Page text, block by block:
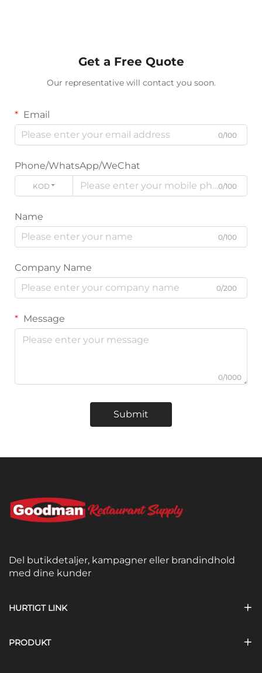
Get a Free Quote
Our representative will contact you soon.
Email
0/100
Phone/WhatsApp/WeChat
KODE 0/100
Name
0/100
Company Name
0/200
Message
0/1000
Submit
Del butikdetaljer, kampagner eller brandindhold
med dine kunder
HURTIGT LINK
PRODUKT